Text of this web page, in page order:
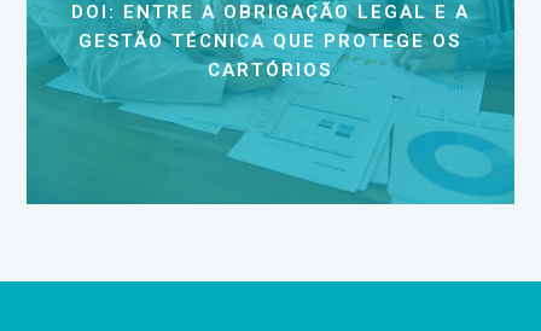
DOI: ENTRE A OBRIGAÇÃO LEGAL E A
GESTÃO TÉCNICA QUE PROTEGE OS
CARTÓRIOS